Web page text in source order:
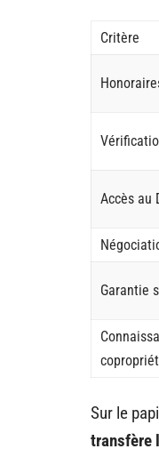
Critère
Accès au
Garantie
Sur le
transfère